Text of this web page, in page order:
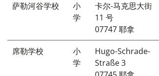
萨勒河谷学校
小
学
卡尔-马克思大街
11 号
07747 耶拿
席勒学校
小
学
Hugo-Schrade-
Straße 3